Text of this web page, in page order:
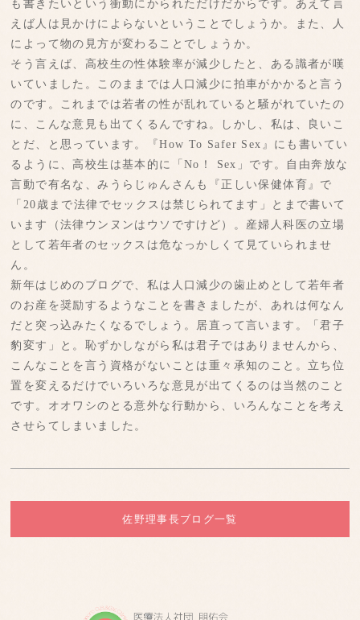
も書きたいという衝動にかられただけだからです。あえて言
えば人は見かけによらないということでしょうか。また、人
によって物の見方が変わることでしょうか。
そう言えば、高校生の性体験率が減少したと、ある識者が嘆
いていました。このままでは人口減少に拍車がかかると言う
のです。これまでは若者の性が乱れていると騒がれていたの
に、こんな意見も出てくるんですね。しかし、私は、良いこ
とだ、と思っています。『How To Safer Sex』にも書いてい
るように、高校生は基本的に「No！ Sex」です。自由奔放な
言動で有名な、みうらじゅんさんも『正しい保健体育』で
「20歳まで法律でセックスは禁じられてます」とまで書いて
います（法律ウンヌンはウソですけど）。産婦人科医の立場
として若年者のセックスは危なっかしくて見ていられませ
ん。
新年はじめのブログで、私は人口減少の歯止めとして若年者
のお産を奨励するようなことを書きましたが、あれは何なん
だと突っ込みたくなるでしょう。居直って言います。「君子
豹変す」と。恥ずかしながら私は君子ではありませんから、
こんなことを言う資格がないことは重々承知のこと。立ち位
置を変えるだけでいろいろな意見が出てくるのは当然のこと
です。オオワシのとる意外な行動から、いろんなことを考え
させらてしまいました。
佐野理事長ブログ一覧